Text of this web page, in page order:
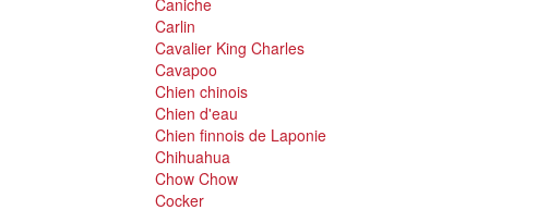
Caniche
Carlin
Cavalier King Charles
Cavapoo
Chien chinois
Chien d'eau
Chien finnois de Laponie
Chihuahua
Chow Chow
Cocker